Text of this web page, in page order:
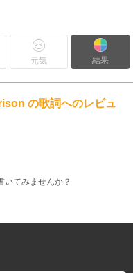
元気 結果
の歌詞へのレビュ
いてみませんか？